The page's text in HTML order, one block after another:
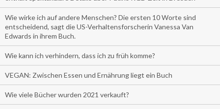
Wie wirke ich auf andere Menschen? Die ersten 10 Worte sind
entscheidend, sagt die US-Verhaltensforscherin Vanessa Van
Edwards in ihrem Buch.
Wie kann ich verhindern, dass ich zu früh komme?
VEGAN: Zwischen Essen und Ernährung liegt ein Buch
Wie viele Bücher wurden 2021 verkauft?